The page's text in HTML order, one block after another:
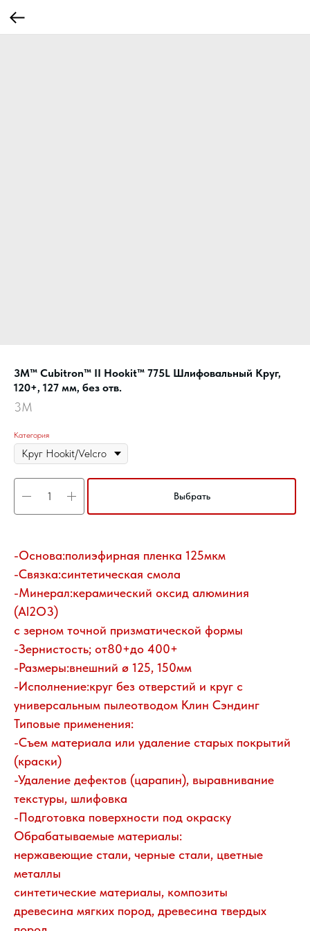
3M™ Cubitron™ II Hookit™ 775L Шлифовальный Круг,
120+, 127 мм, без отв.
3M
Категория
Выбрать
-Основа:полиэфирная пленка 125мкм
-Связка:синтетическая смола
-Минерал:керамический оксид алюминия
(Al2O3)
с зерном точной призматической формы
-Зернистость; от80+до 400+
-Размеры:внешний ø 125, 150мм
-Исполнение:круг без отверстий и круг с
универсальным пылеотводом Клин Сэндинг
Типовые применения:
-Съем материала или удаление старых покрытий
(краски)
-Удаление дефектов (царапин), выравнивание
текстуры, шлифовка
-Подготовка поверхности под окраску
Обрабатываемые материалы:
нержавеющие стали, черные стали, цветные
металлы
синтетические материалы, композиты
древесина мягких пород, древесина твердых